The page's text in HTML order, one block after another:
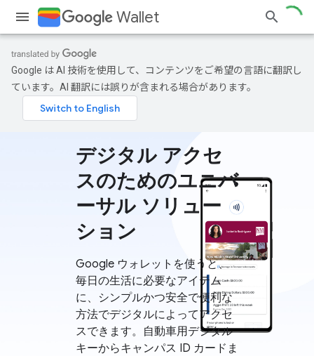
Wallet
Google は AI 技術を使用して、コンテンツをご希望の言語に翻訳し
ています。AI 翻訳には誤りが含まれる場合があります。
デジタル アクセ
スのためのユニバ
ーサル ソリュー
ション
Google ウォレットを使うと、
毎日の生活に必要なアイテム
に、シンプルかつ安全で便利な
方法でデジタルによってアクセ
スできます。自動車用デジタル
キーからキャンパス ID カードま